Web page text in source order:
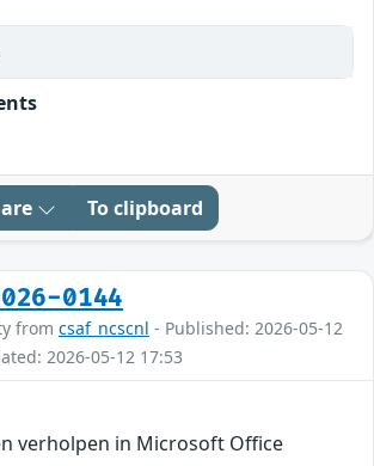
To clipboard
0144
from csaf_ncscnl - Published: 2026-05-12
2026-05-12 17:53
verholpen in Microsoft Office